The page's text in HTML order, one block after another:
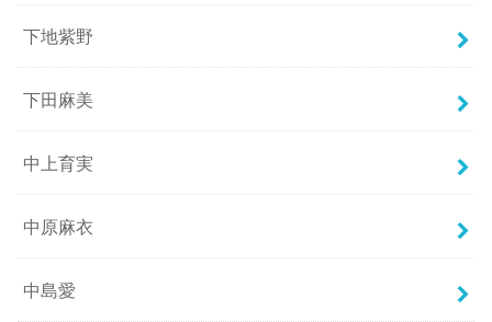
下地紫野
下田麻美
中上育実
中原麻衣
中島愛